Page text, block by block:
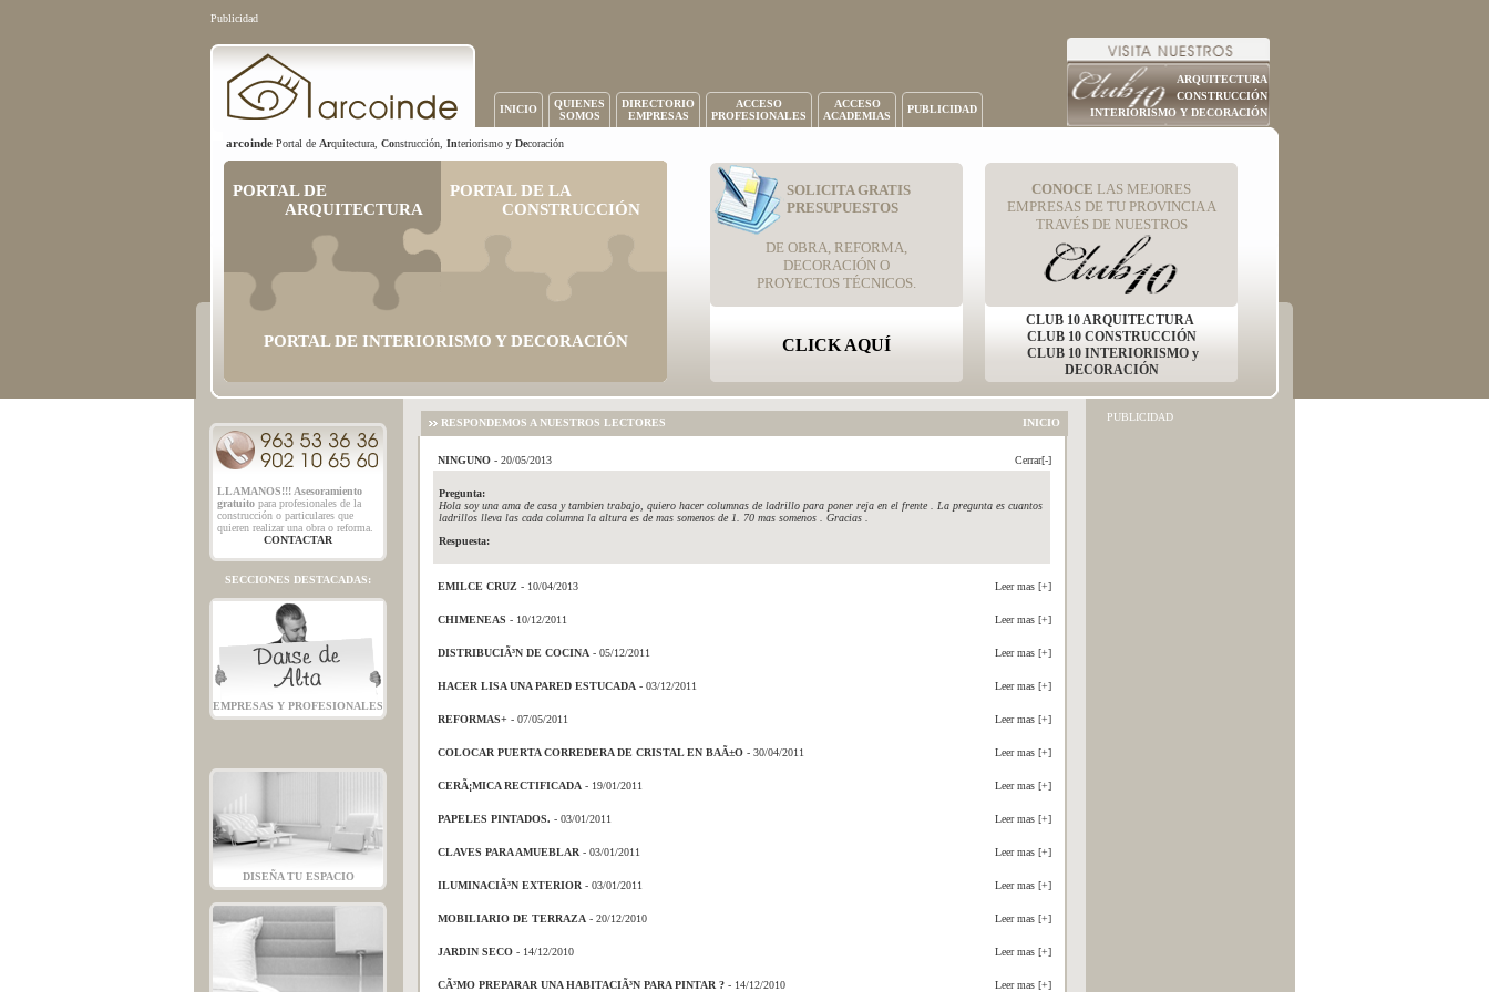
Publicidad
ARQUITECTURA
CONSTRUCCIÓN
INTERIORISMO Y DECORACIÓN
INICIO
QUIENES
SOMOS
DIRECTORIO
EMPRESAS
ACCESO
PROFESIONALES
ACCESO
ACADEMIAS
PUBLICIDAD
arcoinde Portal de Arquitectura, Construcción, Interiorismo y Decoración
PORTAL DE
ARQUITECTURA
PORTAL DE LA
CONSTRUCCIÓN
PORTAL DE INTERIORISMO Y DECORACIÓN
SOLICITA GRATIS
PRESUPUESTOS
DE OBRA, REFORMA,
DECORACIÓN O
PROYECTOS TÉCNICOS.
CLICK AQUÍ
CONOCE LAS MEJORES
EMPRESAS DE TU PROVINCIA A
TRAVÉS DE NUESTROS
CLUB 10 ARQUITECTURA
CLUB 10 CONSTRUCCIÓN
CLUB 10 INTERIORISMO y
DECORACIÓN
LLAMANOS!!! Asesoramiento
gratuito para profesionales de la
construcción o particulares que
quieren realizar una obra o reforma.
CONTACTAR
SECCIONES DESTACADAS:
EMPRESAS Y PROFESIONALES
DISEÑA TU ESPACIO
RESPONDEMOS A NUESTROS LECTORES INICIO
NINGUNO - 20/05/2013 Cerrar[-]
Pregunta:
Hola soy una ama de casa y tambien trabajo, quiero hacer columnas de ladrillo para poner reja en el frente . La pregunta es cuantos
ladrillos lleva las cada columna la altura es de mas somenos de 1. 70 mas somenos . Gracias .
Respuesta:
EMILCE CRUZ - 10/04/2013 Leer mas [+]
CHIMENEAS - 10/12/2011 Leer mas [+]
DISTRIBUCIÃ³N DE COCINA - 05/12/2011 Leer mas [+]
HACER LISA UNA PARED ESTUCADA - 03/12/2011 Leer mas [+]
REFORMAS+ - 07/05/2011 Leer mas [+]
COLOCAR PUERTA CORREDERA DE CRISTAL EN BAÃ±O - 30/04/2011 Leer mas [+]
CERÃ¡MICA RECTIFICADA - 19/01/2011 Leer mas [+]
PAPELES PINTADOS. - 03/01/2011 Leer mas [+]
CLAVES PARA AMUEBLAR - 03/01/2011 Leer mas [+]
ILUMINACIÃ³N EXTERIOR - 03/01/2011 Leer mas [+]
MOBILIARIO DE TERRAZA - 20/12/2010 Leer mas [+]
JARDIN SECO - 14/12/2010 Leer mas [+]
CÃ³MO PREPARAR UNA HABITACIÃ³N PARA PINTAR ? - 14/12/2010 Leer mas [+]
PUBLICIDAD